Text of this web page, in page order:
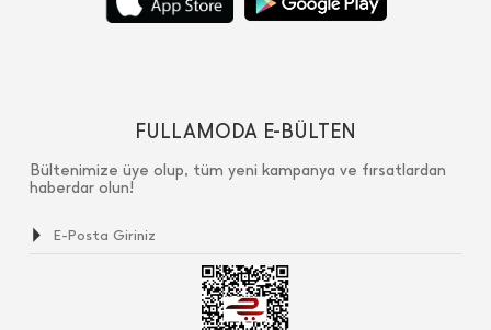
FULLAMODA E-BÜLTEN
Bültenimize üye olup, tüm yeni kampanya ve fırsatlardan
haberdar olun!